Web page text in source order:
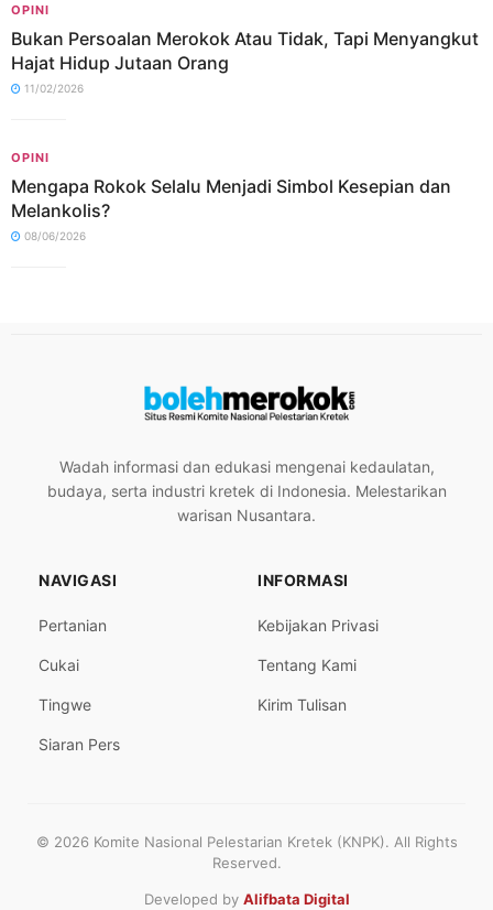
OPINI
Bukan Persoalan Merokok Atau Tidak, Tapi Menyangkut
Hajat Hidup Jutaan Orang
11/02/2026
OPINI
Mengapa Rokok Selalu Menjadi Simbol Kesepian dan
Melankolis?
08/06/2026
Wadah informasi dan edukasi mengenai kedaulatan,
budaya, serta industri kretek di Indonesia. Melestarikan
warisan Nusantara.
NAVIGASI
Pertanian
Cukai
Tingwe
Siaran Pers
INFORMASI
Kebijakan Privasi
Tentang Kami
Kirim Tulisan
© 2026 Komite Nasional Pelestarian Kretek (KNPK). All Rights
Reserved.
Developed by Alifbata Digital